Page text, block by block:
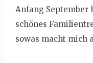
Anfang September
schönes
sowas macht mich